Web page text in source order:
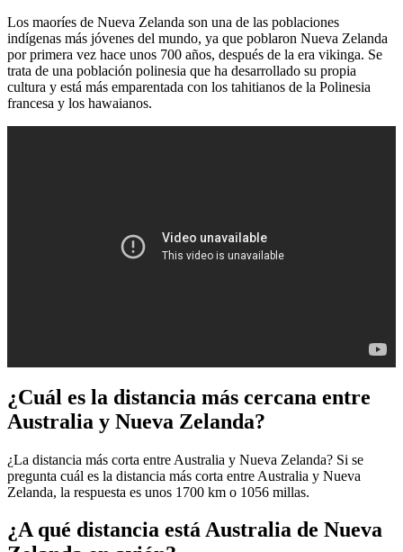
Los maoríes de Nueva Zelanda son una de las poblaciones
indígenas más jóvenes del mundo, ya que poblaron Nueva Zelanda
por primera vez hace unos 700 años, después de la era vikinga. Se
trata de una población polinesia que ha desarrollado su propia
cultura y está más emparentada con los tahitianos de la Polinesia
francesa y los hawaianos.
¿Cuál es la distancia más cercana entre
Australia y Nueva Zelanda?
¿La distancia más corta entre Australia y Nueva Zelanda? Si se
pregunta cuál es la distancia más corta entre Australia y Nueva
Zelanda, la respuesta es unos 1700 km o 1056 millas.
¿A qué distancia está Australia de Nueva